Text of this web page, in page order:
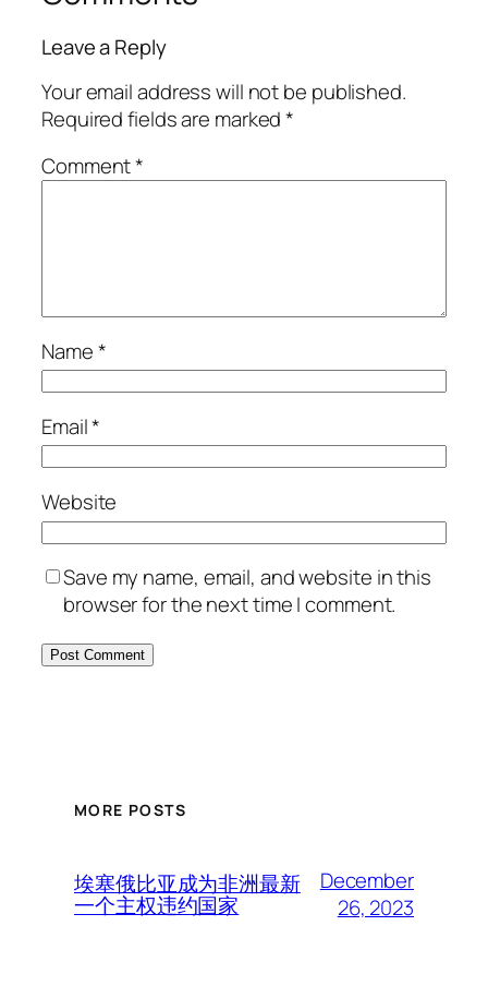
Leave a Reply
Your email address will not be published.
Required fields are marked*
Comment*
Name*
Email*
Website
Save my name, email, and website in this
browser for the next time I comment.
MORE POSTS
埃塞俄比亚成为非洲最新
一个主权违约国家
December
26, 2023